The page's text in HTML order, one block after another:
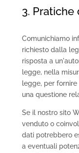
3.
Comunichiamo
richiesto dalla
risposta a
legge, nella
legge, per
una questione
Se il nostro sito
venduto o
dati potrebbero
a eventuali